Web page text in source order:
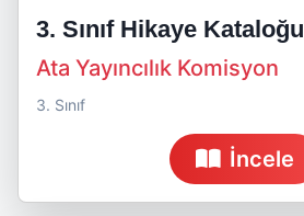
3. Sınıf Hikaye Kataloğu
Ata Yayıncılık Komisyon
3. Sınıf
İncele